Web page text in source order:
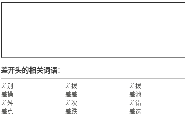
差开头的相关词语：
差别 差拨 差拨
差操
差差 差池
差舛
差次 差错
差点
差跌 差迭